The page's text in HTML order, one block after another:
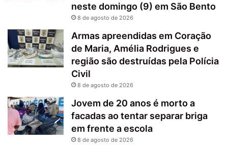
neste domingo (9) em São Bento
8 de agosto de 2026
Armas apreendidas em Coração
de Maria, Amélia Rodrigues e
região são destruídas pela Polícia
Civil
8 de agosto de 2026
Jovem de 20 anos é morto a
facadas ao tentar separar briga
em frente a escola
8 de agosto de 2026